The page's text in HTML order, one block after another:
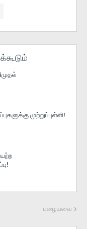
முற்றுப்புள்ளி!
பழையவை